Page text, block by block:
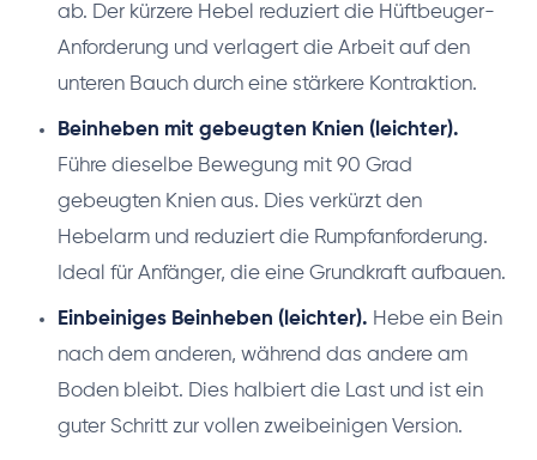
ab. Der kürzere Hebel reduziert die Hüftbeuger-
Anforderung und verlagert die Arbeit auf den
unteren Bauch durch eine stärkere Kontraktion.
Beinheben mit gebeugten Knien (leichter).
Führe dieselbe Bewegung mit 90 Grad
gebeugten Knien aus. Dies verkürzt den
Hebelarm und reduziert die Rumpfanforderung.
Ideal für Anfänger, die eine Grundkraft aufbauen.
Einbeiniges Beinheben (leichter). Hebe ein Bein
nach dem anderen, während das andere am
Boden bleibt. Dies halbiert die Last und ist ein
guter Schritt zur vollen zweibeinigen Version.